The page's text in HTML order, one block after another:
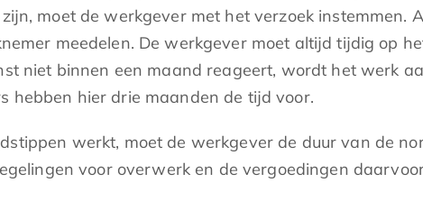
moet de werkgever met het verzoek
meedelen. De werkgever moet altijd tijdig op
niet binnen een maand reageert, wordt het werk
hebben hier drie maanden de tijd voor.
werkt, moet de werkgever de duur van de
voor overwerk en de vergoedingen